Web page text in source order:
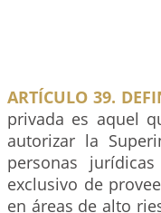
ARTÍCULO 39.
privada es aquel
autorizar la
personas
exclusivo de
en áreas de alto